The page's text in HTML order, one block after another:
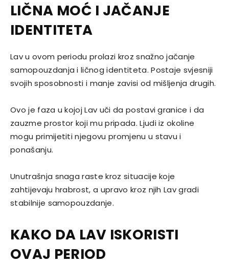
LIČNA MOĆ I JAČANJE
IDENTITETA
Lav u ovom periodu prolazi kroz snažno jačanje
samopouzdanja i ličnog identiteta. Postaje svjesniji
svojih sposobnosti i manje zavisi od mišljenja drugih.
Ovo je faza u kojoj Lav uči da postavi granice i da
zauzme prostor koji mu pripada. Ljudi iz okoline
mogu primijetiti njegovu promjenu u stavu i
ponašanju.
Unutrašnja snaga raste kroz situacije koje
zahtijevaju hrabrost, a upravo kroz njih Lav gradi
stabilnije samopouzdanje.
KAKO DA LAV ISKORISTI
OVAJ PERIOD